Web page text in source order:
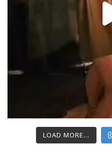
LOAD MORE...